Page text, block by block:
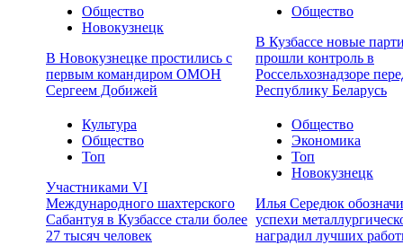
Общество
Новокузнецк
В Новокузнецке простились с
первым командиром ОМОН
Сергеем Добижей
Общество
В Кузбассе новые
прошли контроль в
Россельхознадзоре
Республику Беларусь
Культура
Общество
Топ
Участниками VI
Международного шахтерского
Сабантуя в Кузбассе стали более
27 тысяч человек
Общество
Экономика
Топ
Новокузнецк
Илья Середюк
успехи
наградил лучших